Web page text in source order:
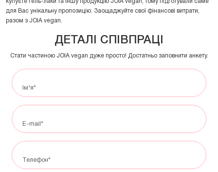
купуєте гель-лаки та іншу продукцію JOIA vegan, тому підготували саме
для Вас унікальну пропозицію. Заощаджуйте свої фінансові витрати,
разом з JOIA vegan.
ДЕТАЛІ СПІВПРАЦІ
Стати частиною JOIA vegan дуже просто! Достатньо заповнити анкету.